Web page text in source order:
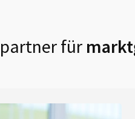
für